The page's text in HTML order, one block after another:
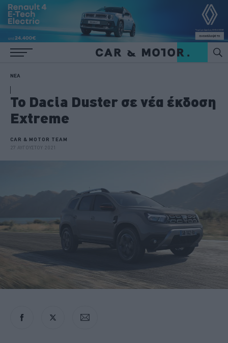
ΝΕΑ
Το Dacia Duster σε νέα έκδοση
Extreme
CAR & MOTOR TEAM
27 ΑΥΓΟΥΣΤΟΥ 2021